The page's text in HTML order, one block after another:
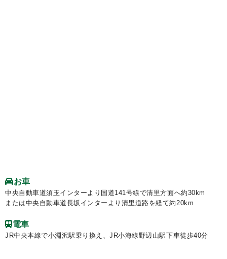
お車
中央自動車道須玉インターより国道141号線で清里方面へ約30km
または中央自動車道長坂インターより清里道路を経て約20km
電車
JR中央本線で小淵沢駅乗り換え、JR小海線野辺山駅下車徒歩40分